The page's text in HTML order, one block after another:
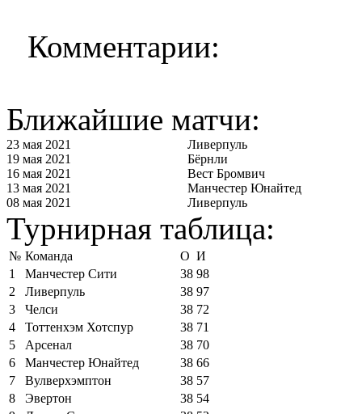
Комментарии:
Ближайшие матчи:
23 мая 2021
Ливерпуль
19 мая 2021
Бёрнли
16 мая 2021
Вест Бромвич
13 мая 2021
Манчестер Юнайтед
08 мая 2021
Ливерпуль
Турнирная таблица:
№ Команда О И
1
Манчестер Сити 38 98
2
Ливерпуль 38 97
3
Челси 38 72
4
Тоттенхэм Хотспур 38 71
5
Арсенал 38 70
6
Манчестер Юнайтед 38 66
7
Вулверхэмптон 38 57
8
Эвертон 38 54